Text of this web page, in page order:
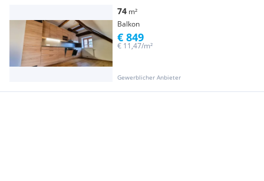
74 m²
Balkon
Gewerblicher Anbieter
€ 11,47/m²
€ 849